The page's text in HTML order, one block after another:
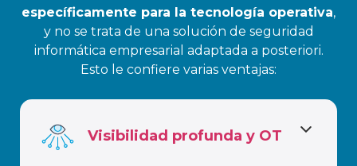
específicamente para la tecnología operativa,
y no se trata de una solución de seguridad
informática empresarial adaptada a posteriori.
Esto le confiere varias ventajas:
Visibilidad profunda y OT